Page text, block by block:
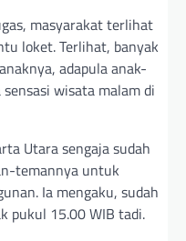
masyarakat terlihat
loket. Terlihat, banyak
adapula anak-
wisata malam di
Utara sengaja sudah
temannya untuk
Ia mengaku, sudah
pukul 15.00 WIB tadi.